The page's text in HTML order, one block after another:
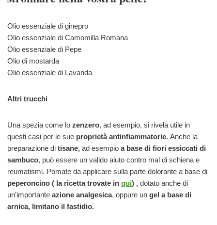
Olio essenziale di ginepro
Olio essenziale di Camomilla Romana
Olio essenziale di Pepe
Olio di mostarda
Olio essenziale di Lavanda
Altri trucchi
Una spezia come lo zenzero, ad esempio, si rivela utile in
questi casi per le sue proprietà antinfiammatorie. Anche la
preparazione di tisane, ad esempio a base di fiori essiccati di
sambuco, può essere un valido aiuto contro mal di schiena e
reumatismi. Pomate da applicare sulla parte dolorante a base di
peperoncino ( la ricetta trovate in qui) , dotato anche di
un’importante azione analgesica, oppure un gel a base di
arnica, limitano il fastidio.